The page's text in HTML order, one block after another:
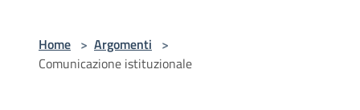
Home > Argomenti >
Comunicazione istituzionale